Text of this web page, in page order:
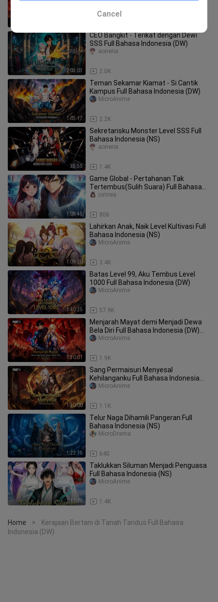
2:03:03
CEO Bangkit - Terikat dengan Dewi
SSS Full Bahasa Indonesia (DW)
2.0K
aoneria
1:03:17
Teman Sekamar Kiamat - Si Cantik
Kampus Full Bahasa Indonesia (DW)
2.2K
MicroAnime
33:55
Sekretarisku Monster Level SSS Full
Bahasa Indonesia (NS)
1.4K
aoneria
1:09:45
Game Global - Pertahanan Tak
Tertembus(Sulih Suara) Full Bahasa
Indonesia (DW)
806
jorinea
1:09:20
Lahirkan Anak, Naik Level Kultivasi Full
Bahasa Indonesia (NS)
3.4K
MicroAnime
1:40:25
Batas Level 99, Aku Tembus Level
1000 Full Bahasa Indonesia (DW)
57.9K
MicroAnime
1:30:01
Menjarah Mayat demi Menjadi Dewa
Bela Diri Full Bahasa Indonesia (DW)
PART 1
1.9K
MicroAnime
1:30:00
Sang Permaisuri Menyesal
Kehilanganku Full Bahasa Indonesia
(DW) PART 1
1.1K
MicroAnime
1:22:15
Telur Naga Dihamili Pangeran Full
Bahasa Indonesia (NS)
640
MicroDrama
1:11:29
Taklukkan Siluman Menjadi Penguasa
Full Bahasa Indonesia (NS)
1.4K
MicroAnime
Home >
Kerajaan Bertani di Tanah Tandus Full Bahasa
Indonesia (DW)
Cancel